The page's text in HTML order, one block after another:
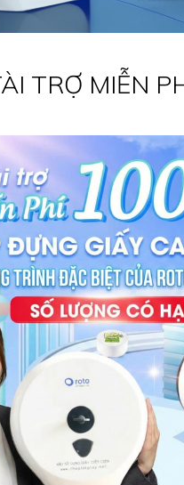
TRỢ MIỄN